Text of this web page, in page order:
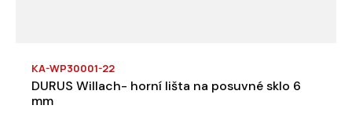
KA-WP30001-22
DURUS Willach- horní lišta na posuvné sklo 6
mm